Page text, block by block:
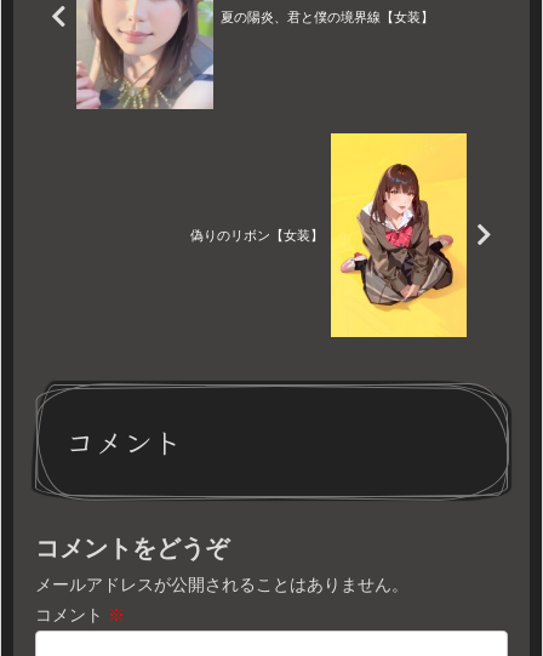
夏の陽炎、君と僕の境界線【女装】
偽りのリボン【女装】
コメント
コメントをどうぞ
メールアドレスが公開されることはありません。
コメント ※